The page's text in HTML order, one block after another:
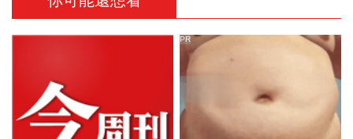
PR